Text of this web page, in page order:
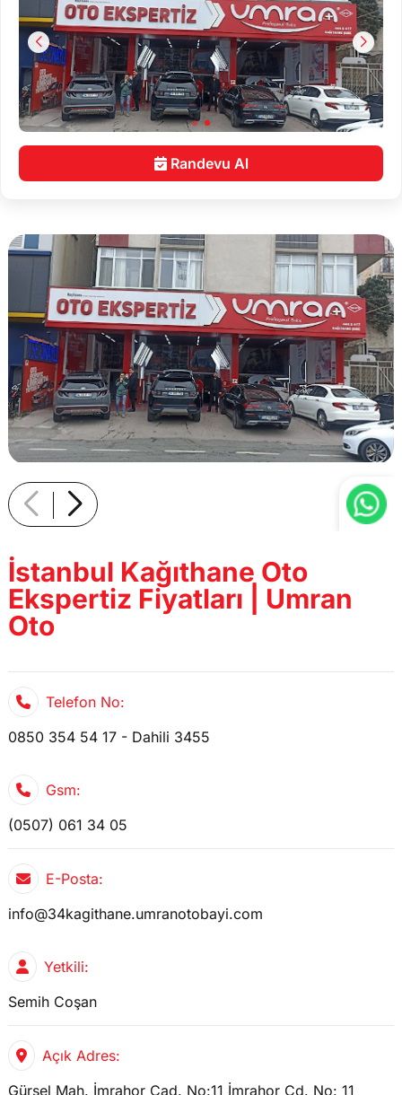
Randevu Al
İstanbul Kağıthane Oto
Ekspertiz Fiyatları | Umran
Oto
Telefon No:
0850 354 54 17 - Dahili 3455
Gsm:
(0507) 061 34 05
E-Posta:
info@34kagithane.umranotobayi.com
Yetkili:
Semih Coşan
Açık Adres:
Gürsel Mah. İmrahor Cad. No:11 İmrahor Cd. No: 11